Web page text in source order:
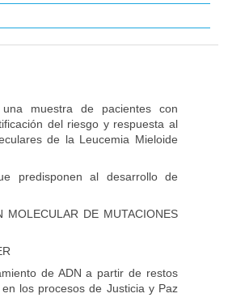
muestra de pacientes con
del riesgo y respuesta al
de la Leucemia Mieloide
predisponen al desarrollo de
MOLECULAR DE MUTACIONES
de ADN a partir de restos
los procesos de Justicia y Paz